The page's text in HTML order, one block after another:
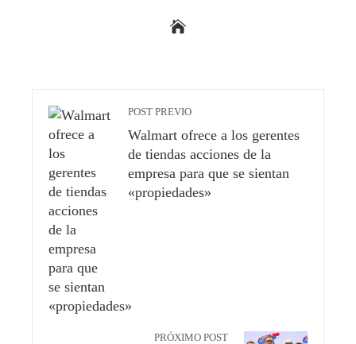
POST PREVIO
Walmart ofrece a los gerentes
de tiendas acciones de la
empresa para que se sientan
«propiedades»
PRÓXIMO POST